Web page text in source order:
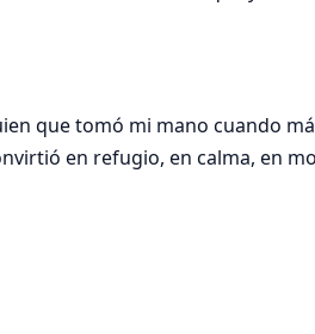
que tomó mi mano cuando
en refugio, en calma, en